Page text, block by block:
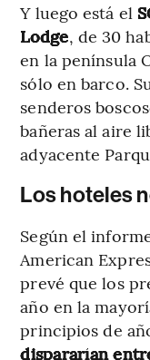
Y luego está el
Lodge, de 30
en la península
sólo en barco.
senderos
bañeras al aire
adyacente
Los hoteles
Según el
American
prevé que los
año en la
principios de
dispararían